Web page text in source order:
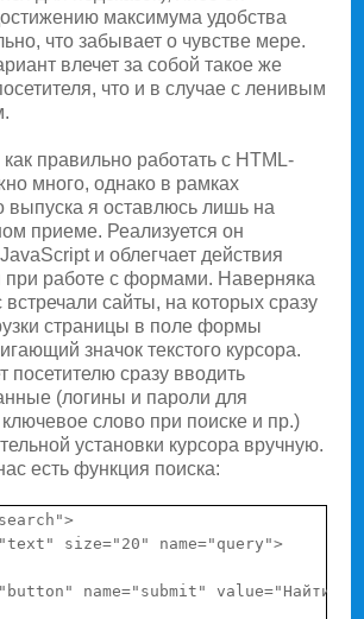
максимума удобства
что забывает о чувстве мере.
влечет за собой такое же
что и в случае с ленивым
правильно работать с HTML-
много, однако в рамках
выпуска я оставлюсь лишь на
приеме. Реализуется он
и облегчает действия
при работе с формами. Наверняка
встречали сайты, на которых сразу
страницы в поле формы
значок текстого курсора.
посетителю сразу вводить
(логины и пароли для
слово при поиске и пр.)
установки курсора вручную.
есть функция поиска:
size="20" name="query">
name="submit" value="Найти">